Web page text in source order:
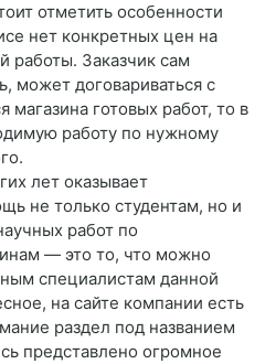
отметить особенности
нет конкретных цен на
работы. Заказчик сам
может договариваться с
магазина готовых работ, то в
работу по нужному
лет оказывает
не только студентам, но и
работ по
— это то, что можно
специалистам данной
на сайте компании есть
раздел под названием
представлено огромное